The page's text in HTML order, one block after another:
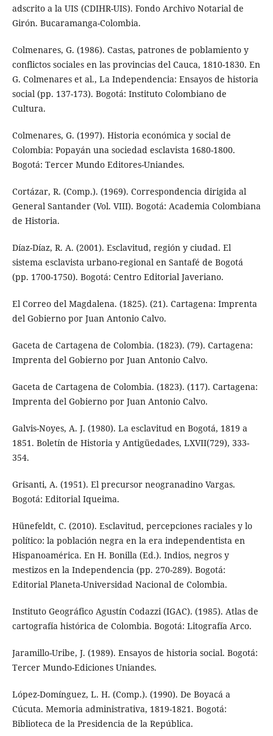
adscrito a la UIS (CDIHR-UIS). Fondo Archivo Notarial de
Girón. Bucaramanga-Colombia.
Colmenares, G. (1986). Castas, patrones de poblamiento y
conflictos sociales en las provincias del Cauca, 1810-1830. En
G. Colmenares et al., La Independencia: Ensayos de historia
social (pp. 137-173). Bogotá: Instituto Colombiano de
Cultura.
Colmenares, G. (1997). Historia económica y social de
Colombia: Popayán una sociedad esclavista 1680-1800.
Bogotá: Tercer Mundo Editores-Uniandes.
Cortázar, R. (Comp.). (1969). Correspondencia dirigida al
General Santander (Vol. VIII). Bogotá: Academia Colombiana
de Historia.
Díaz-Díaz, R. A. (2001). Esclavitud, región y ciudad. El
sistema esclavista urbano-regional en Santafé de Bogotá
(pp. 1700-1750). Bogotá: Centro Editorial Javeriano.
El Correo del Magdalena. (1825). (21). Cartagena: Imprenta
del Gobierno por Juan Antonio Calvo.
Gaceta de Cartagena de Colombia. (1823). (79). Cartagena:
Imprenta del Gobierno por Juan Antonio Calvo.
Gaceta de Cartagena de Colombia. (1823). (117). Cartagena:
Imprenta del Gobierno por Juan Antonio Calvo.
Galvis-Noyes, A. J. (1980). La esclavitud en Bogotá, 1819 a
1851. Boletín de Historia y Antigüedades, LXVII(729), 333-
354.
Grisanti, A. (1951). El precursor neogranadino Vargas.
Bogotá: Editorial Iqueima.
Hünefeldt, C. (2010). Esclavitud, percepciones raciales y lo
político: la población negra en la era independentista en
Hispanoamérica. En H. Bonilla (Ed.). Indios, negros y
mestizos en la Independencia (pp. 270-289). Bogotá:
Editorial Planeta-Universidad Nacional de Colombia.
Instituto Geográfico Agustín Codazzi (IGAC). (1985). Atlas de
cartografía histórica de Colombia. Bogotá: Litografía Arco.
Jaramillo-Uribe, J. (1989). Ensayos de historia social. Bogotá:
Tercer Mundo-Ediciones Uniandes.
López-Domínguez, L. H. (Comp.). (1990). De Boyacá a
Cúcuta. Memoria administrativa, 1819-1821. Bogotá:
Biblioteca de la Presidencia de la República.